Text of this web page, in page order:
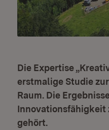
Die Expertise
erstmalige Studie
Raum. Die
Innovationsfähigkeit
gehört.